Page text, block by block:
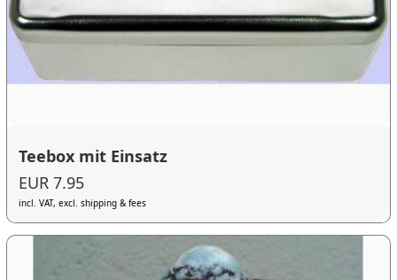
Teebox mit Einsatz
EUR 7.95
incl. VAT, excl. shipping & fees